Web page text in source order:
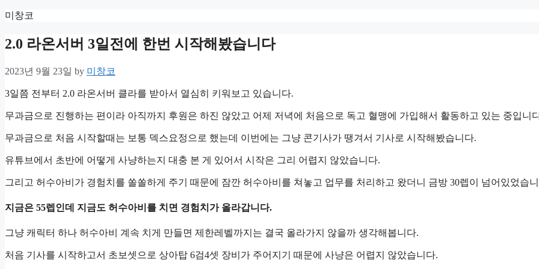
Skip
미창코
2.0 라온서버 3일전에 한번 시작해봤습니다
2023년 9월 23일 by 미창코
3일쯤 전부터 2.0 라온서버 클라를 받아서 열심히 키워보고 있습니다.
무과금으로 진행하는 편이라 아직까지 후원은 하진 않았고 어제 저녁에 처음으로 독고 혈맹에 가입해서 활동하고 있는 중입니
무과금으로 처음 시작할때는 보통 덱스요정으로 했는데 이번에는 그냥 콘기사가 땡겨서 기사로 시작해봤습니다.
유튜브에서 초반에 어떻게 사냥하는지 대충 본 게 있어서 시작은 그리 어렵지 않았습니다.
그리고 허수아비가 경험치를 쏠쏠하게 주기 때문에 잠깐 허수아비를 쳐놓고 업무를 처리하고 왔더니 금방 30렙이 넘어있었습
지금은 55렙인데 지금도 허수아비를 치면 경험치가 올라갑니다.
그냥 캐릭터 하나 허수아비 계속 치게 만들면 제한레벨까지는 결국 올라가지 않을까 생각해봅니다.
처음 기사를 시작하고서 초보셋으로 상아탑 6검4셋 장비가 주어지기 때문에 사냥은 어렵지 않았습니다.